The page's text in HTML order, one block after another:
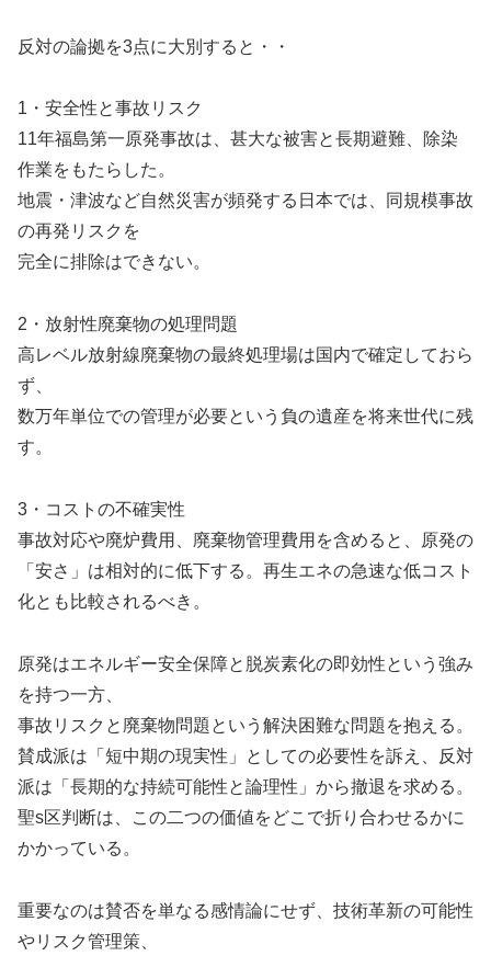
反対の論拠を3点に大別すると・・
1・安全性と事故リスク
11年福島第一原発事故は、甚大な被害と長期避難、除染
作業をもたらした。
地震・津波など自然災害が頻発する日本では、同規模事故
の再発リスクを
完全に排除はできない。
2・放射性廃棄物の処理問題
高レベル放射線廃棄物の最終処理場は国内で確定しておら
ず、
数万年単位での管理が必要という負の遺産を将来世代に残
す。
3・コストの不確実性
事故対応や廃炉費用、廃棄物管理費用を含めると、原発の
「安さ」は相対的に低下する。再生エネの急速な低コスト
化とも比較されるべき。
原発はエネルギー安全保障と脱炭素化の即効性という強み
を持つ一方、
事故リスクと廃棄物問題という解決困難な問題を抱える。
賛成派は「短中期の現実性」としての必要性を訴え、反対
派は「長期的な持続可能性と論理性」から撤退を求める。
聖s区判断は、この二つの価値をどこで折り合わせるかに
かかっている。
重要なのは賛否を単なる感情論にせず、技術革新の可能性
やリスク管理策、